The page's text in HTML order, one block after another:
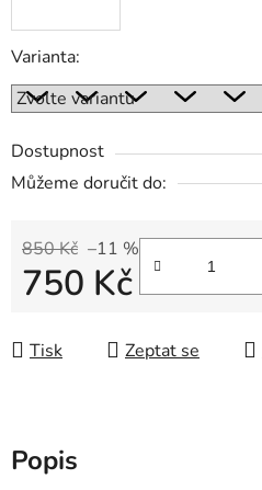
Varianta:
Dostupnost
Můžeme doručit do:
850 Kč –11 %
750 Kč
Tisk Zeptat se
Popis